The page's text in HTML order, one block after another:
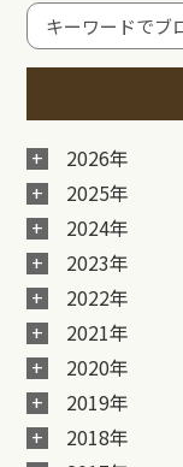
2026年
2025年
2024年
2023年
2022年
2021年
2020年
2019年
2018年